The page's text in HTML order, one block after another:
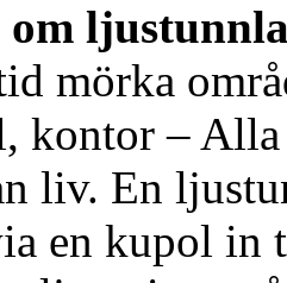
om
mörka
kontor – Alla
liv. En
en kupol in